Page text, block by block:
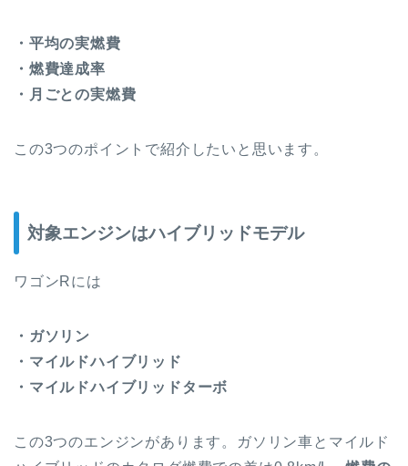
・平均の実燃費
・燃費達成率
・月ごとの実燃費
この3つのポイントで紹介したいと思います。
対象エンジンはハイブリッドモデル
ワゴンRには
・ガソリン
・マイルドハイブリッド
・マイルドハイブリッドターボ
この3つのエンジンがあります。ガソリン車とマイルド